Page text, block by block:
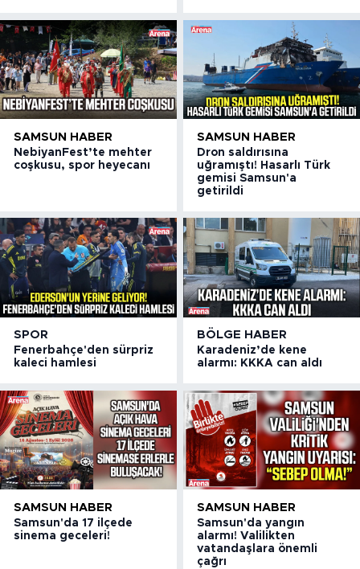
SAMSUN HABER
NebiyanFest’te mehter
coşkusu, spor heyecanı
SAMSUN HABER
Dron saldırısına
uğramıştı! Hasarlı Türk
gemisi Samsun'a
getirildi
SPOR
Fenerbahçe'den sürpriz
kaleci hamlesi
BÖLGE HABER
Karadeniz’de kene
alarmı: KKKA can aldı
SAMSUN HABER
Samsun'da 17 ilçede
sinema geceleri!
SAMSUN HABER
Samsun'da yangın
alarmı! Valilikten
vatandaşlara önemli
çağrı